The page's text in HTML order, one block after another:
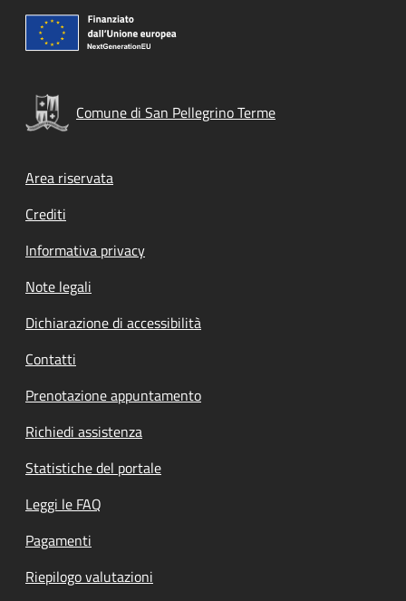
Comune di San Pellegrino Terme
Footer menu
Area riservata
Crediti
Informativa privacy
Note legali
Dichiarazione di accessibilità
Contatti
Prenotazione appuntamento
Richiedi assistenza
Statistiche del portale
Leggi le FAQ
Pagamenti
Riepilogo valutazioni